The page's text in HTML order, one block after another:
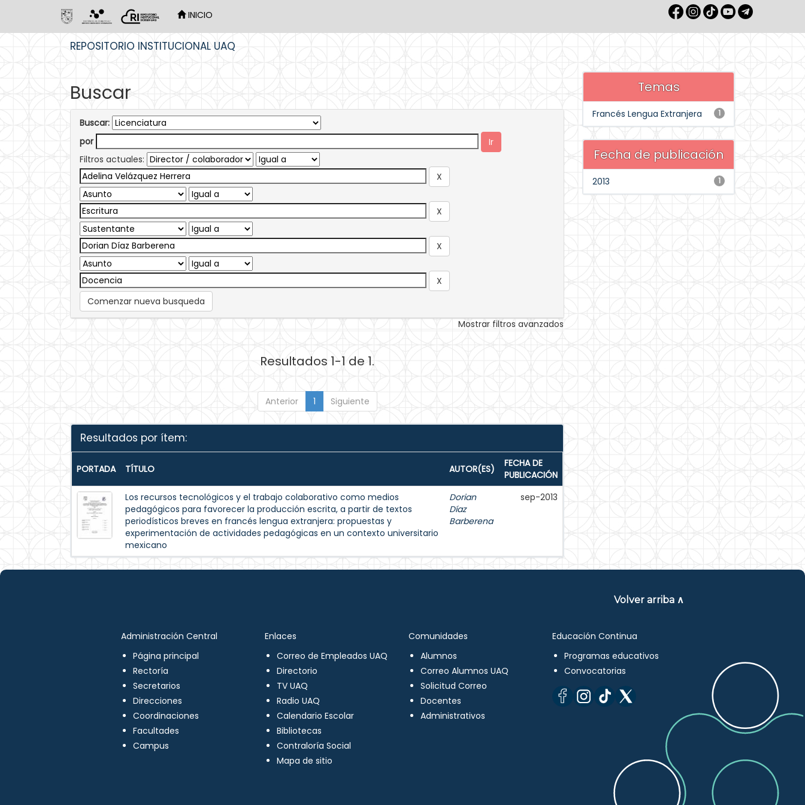
INICIO
REPOSITORIO INSTITUCIONAL UAQ
Buscar
Buscar:
por
Filtros actuales:
Comenzar nueva busqueda
Mostrar filtros avanzados
Resultados 1-1 de 1.
Anterior 1 Siguiente
Resultados por ítem:
PORTADA TÍTULO AUTOR(ES)
FECHA DE
PUBLICACIÓN
Los recursos tecnológicos y el trabajo colaborativo como medios
pedagógicos para favorecer la producción escrita, a partir de textos
periodísticos breves en francés lengua extranjera: propuestas y
experimentación de actividades pedagógicas en un contexto universitario
mexicano
Dorian
Díaz
Barberena
sep-2013
Temas
1
Francés Lengua Extranjera
Fecha de publicación
1
2013
Volver arriba ∧
Administración Central
Página principal
Rectoría
Secretarios
Direcciones
Coordinaciones
Facultades
Campus
Enlaces
Correo de Empleados UAQ
Directorio
TV UAQ
Radio UAQ
Calendario Escolar
Bibliotecas
Contraloría Social
Mapa de sitio
Comunidades
Alumnos
Correo Alumnos UAQ
Solicitud Correo
Docentes
Administrativos
Educación Continua
Programas educativos
Convocatorias